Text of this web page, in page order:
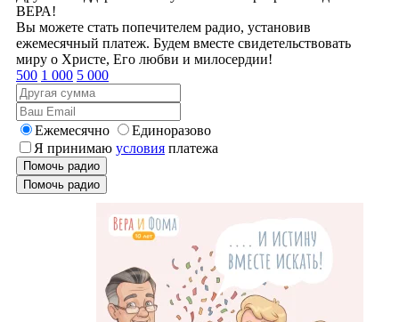
ВЕРА!
Вы можете стать попечителем радио, установив
ежемесячный платеж. Будем вместе свидетельствовать
миру о Христе, Его любви и милосердии!
500 1 000 5 000
Ежемесячно
Единоразово
Я принимаю условия платежа
Помочь радио
Помочь радио